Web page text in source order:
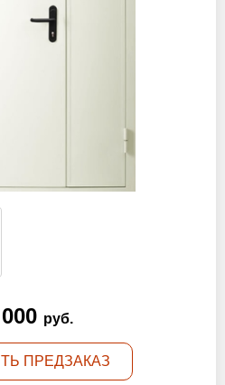
звонок
без выходных!
руб.
ПРЕДЗАКАЗ